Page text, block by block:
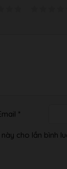
*
cho lần bình